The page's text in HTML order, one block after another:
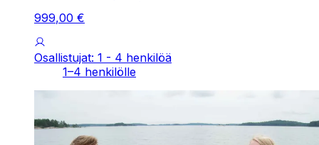
999,00 €
Osallistujat: 1 - 4 henkilöä
1–4 henkilölle